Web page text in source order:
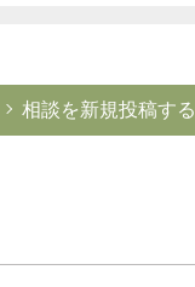
相談を新規投稿する